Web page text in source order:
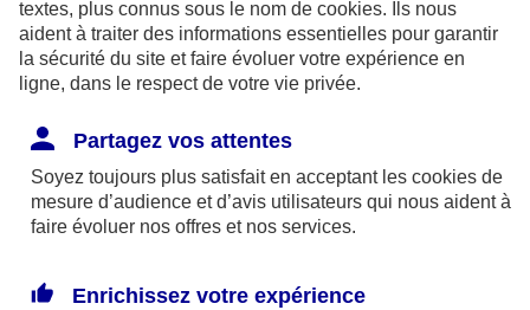
Place de Budapest - CS 92459 - 75436
Paris Cedex 09. Le détail des procédures de
recours et de réclamation et les
disponibles sur le site axa.fr.
AXA France IARD et AXA France Vie sont
mandataires exclusifs en opérations de
246 et n°13 005 764 (consultable
textes, plus connus sous le nom de cookies. Ils nous
aident à traiter des informations essentielles pour garantir
la sécurité du site et faire évoluer votre expérience en
ligne, dans le respect de votre vie privée.
Partagez vos attentes
Soyez toujours plus satisfait en acceptant les cookies de
mesure d’audience et d’avis utilisateurs qui nous aident à
faire évoluer nos offres et nos services.
Enrichissez votre expérience